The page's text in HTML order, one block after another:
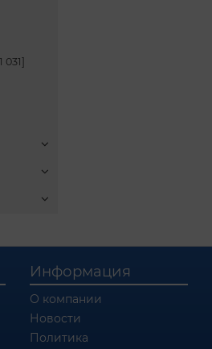
031]
Информация
О компании
Новости
Политика